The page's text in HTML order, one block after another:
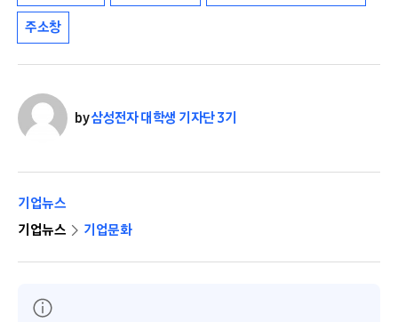
주소창
by삼성전자 대학생 기자단 3기
기업뉴스
기업뉴스
기업문화